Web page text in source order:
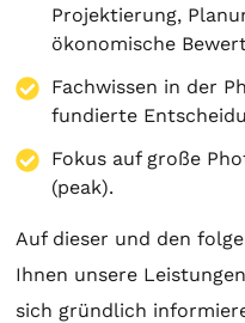
Projektierung,
ökonomische
Fachwissen in der
fundierte
Fokus auf große
(peak).
Auf dieser und den
Ihnen unsere
sich gründlich